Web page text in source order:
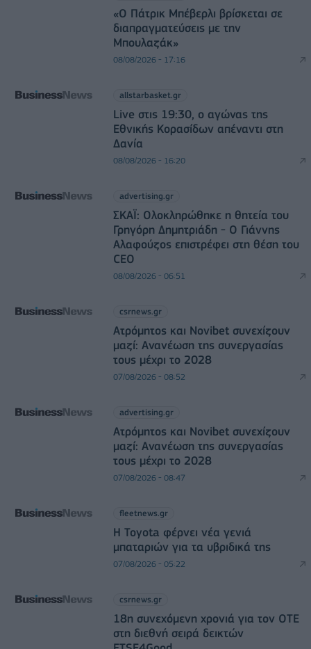
«Ο Πάτρικ Μπέβερλι βρίσκεται σε
διαπραγματεύσεις με την
Μπουλαζάκ»
08/08/2026 - 17:16
allstarbasket.gr
Live στις 19:30, ο αγώνας της
Εθνικής Κορασίδων απέναντι στη
Δανία
08/08/2026 - 16:20
advertising.gr
ΣΚΑΪ: Ολοκληρώθηκε η θητεία του
Γρηγόρη Δημητριάδη - Ο Γιάννης
Αλαφούζος επιστρέφει στη θέση του
CEO
08/08/2026 - 06:51
csrnews.gr
Ατρόμητος και Novibet συνεχίζουν
μαζί: Ανανέωση της συνεργασίας
τους μέχρι το 2028
07/08/2026 - 08:52
advertising.gr
Ατρόμητος και Novibet συνεχίζουν
μαζί: Ανανέωση της συνεργασίας
τους μέχρι το 2028
07/08/2026 - 08:47
fleetnews.gr
Η Toyota φέρνει νέα γενιά
μπαταριών για τα υβριδικά της
07/08/2026 - 05:22
csrnews.gr
18η συνεχόμενη χρονιά για τον ΟΤΕ
στη διεθνή σειρά δεικτών